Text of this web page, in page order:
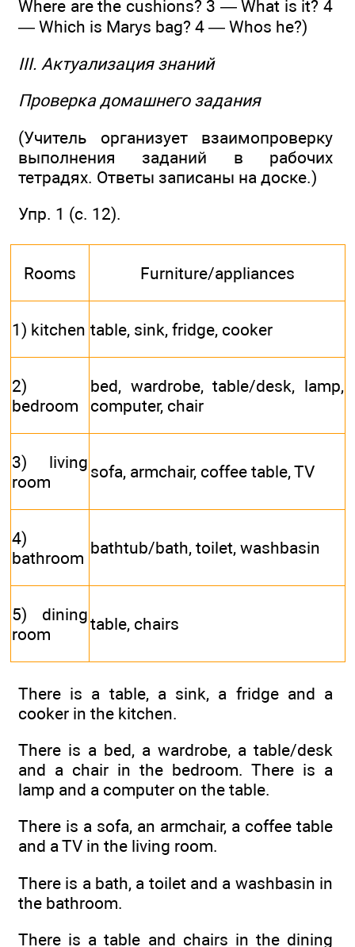
Where are the cushions? 3 — What is it? 4
— Which is Marys bag? 4 — Whos he?)
III. Актуализация знаний
Проверка домашнего задания
(Учитель организует взаимопроверку
выполнения заданий в рабочих
тетрадях. Ответы записаны на доске.)
Упр. 1 (с. 12).
Rooms Furniture/appliances
1) kitchen table, sink, fridge, cooker
2)
bedroom
bed, wardrobe, table/desk, lamp,
computer, chair
3) living
room
sofa, armchair, coffee table, TV
4)
bathroom
bathtub/bath, toilet, washbasin
5) dining
room
table, chairs
There is a table, a sink, a fridge and a
cooker in the kitchen.
There is a bed, a wardrobe, a table/desk
and a chair in the bedroom. There is a
lamp and a computer on the table.
There is a sofa, an armchair, a coffee table
and a TV in the living room.
There is a bath, a toilet and a washbasin in
the bathroom.
There is a table and chairs in the dining